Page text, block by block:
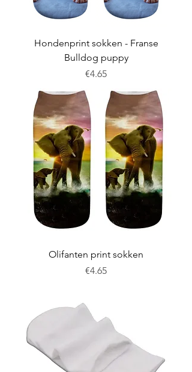
Hondenprint sokken - Franse
Bulldog puppy
Price
€4.65
Olifanten print sokken
Price
€4.65